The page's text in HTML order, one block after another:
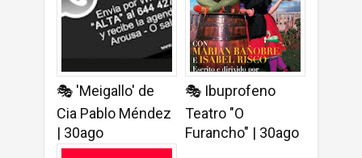
🎭 'Meigallo' de
Cia Pablo Méndez
| 30ago
🎭 Ibuprofeno
Teatro "O
Furancho" | 30ago